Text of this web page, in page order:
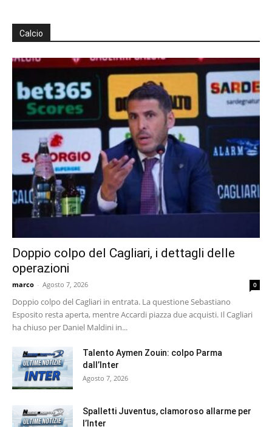
Calcio
Doppio colpo del Cagliari, i dettagli delle
operazioni
marco - Agosto 7, 2026 0
Doppio colpo del Cagliari in entrata. La questione Sebastiano
Esposito resta aperta, mentre Accardi piazza due acquisti. Il Cagliari
ha chiuso per Daniel Maldini in...
Talento Aymen Zouin: colpo Parma
dall’Inter
Agosto 7, 2026
Spalletti Juventus, clamoroso allarme per
l’Inter